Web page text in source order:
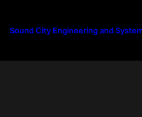
Sound City Engineering and